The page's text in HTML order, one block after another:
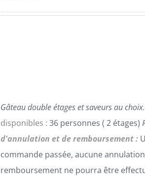
Gâteau double étages et saveurs au choix.
disponibles : 36 personnes ( 2 étages)
d'annulation et de remboursement :
commande passée, aucune
remboursement ne pourra être